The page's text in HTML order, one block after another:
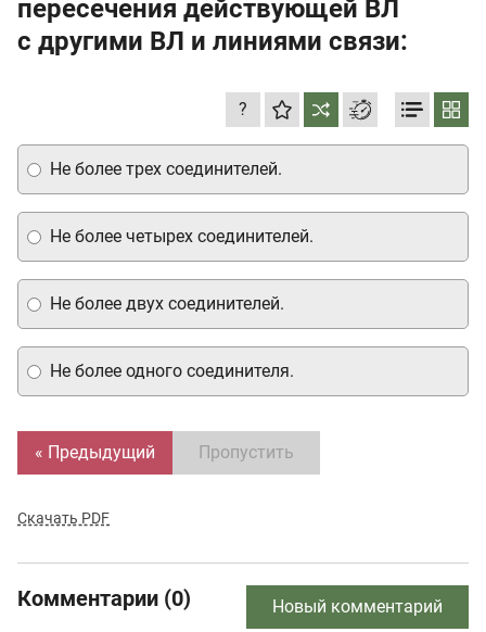
пересечения действующей ВЛ
с другими ВЛ и линиями связи:
?
Не более четырех соединителей.
Не более трех соединителей.
Не более одного соединителя.
Не более двух соединителей.
« Предыдущий Пропустить
Скачать PDF
Комментарии (0) Новый комментарий